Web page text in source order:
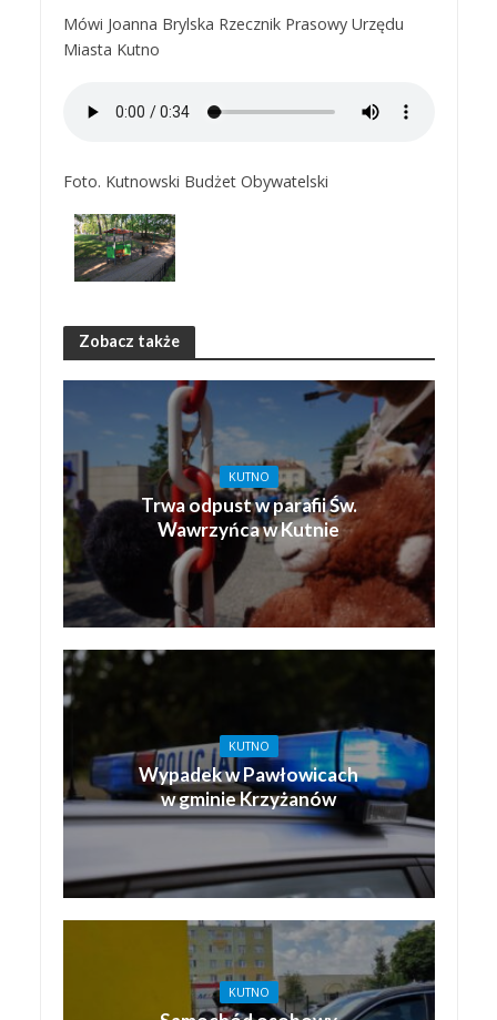
Mówi Joanna Brylska Rzecznik Prasowy Urzędu
Miasta Kutno
Foto. Kutnowski Budżet Obywatelski
Zobacz także
KUTNO
Trwa odpust w parafii Św.
Wawrzyńca w Kutnie
KUTNO
Wypadek w Pawłowicach
w gminie Krzyżanów
KUTNO